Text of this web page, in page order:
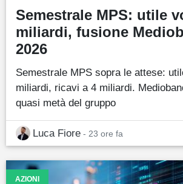
Semestrale MPS: utile
miliardi, fusione
2026
Semestrale MPS sopra le attese:
miliardi, ricavi a 4 miliardi.
quasi metà del gruppo
Luca Fiore - 23 ore fa
AZIONI